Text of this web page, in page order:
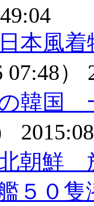
本風
07:48）
韓国
北朝鮮
５０隻